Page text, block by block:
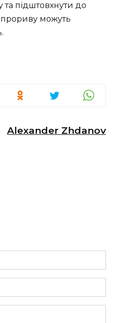
та підштовхнути до
можуть
Alexander Zhdanov